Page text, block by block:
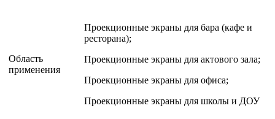
Область
применения
Проекционные экраны для бара (кафе и
ресторана);
Проекционные экраны для актового зала;
Проекционные экраны для офиса;
Проекционные экраны для школы и ДОУ